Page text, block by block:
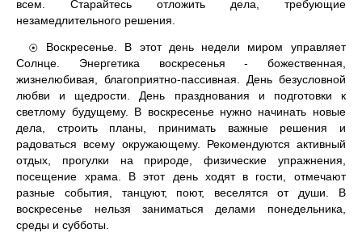
всем. Старайтесь отложить дела, требующие
незамедлительного решения.
☉
Воскресенье. В этот день недели миром управляет
Солнце. Энергетика воскресенья - божественная,
жизнелюбивая, благоприятно-пассивная. День безусловной
любви и щедрости. День празднования и подготовки к
светлому будущему. В воскресенье нужно начинать новые
дела, строить планы, принимать важные решения и
радоваться всему окружающему. Рекомендуются активный
отдых, прогулки на природе, физические упражнения,
посещение храма. В этот день ходят в гости, отмечают
разные события, танцуют, поют, веселятся от души. В
воскресенье нельзя заниматься делами понедельника,
среды и субботы.